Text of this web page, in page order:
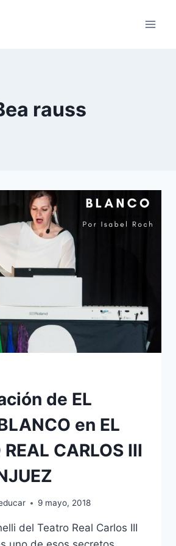
rauss
de EL
en EL
REAL CARLOS III
9 mayo, 2018
del Teatro Real Carlos III